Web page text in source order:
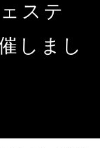
ステ
しまし